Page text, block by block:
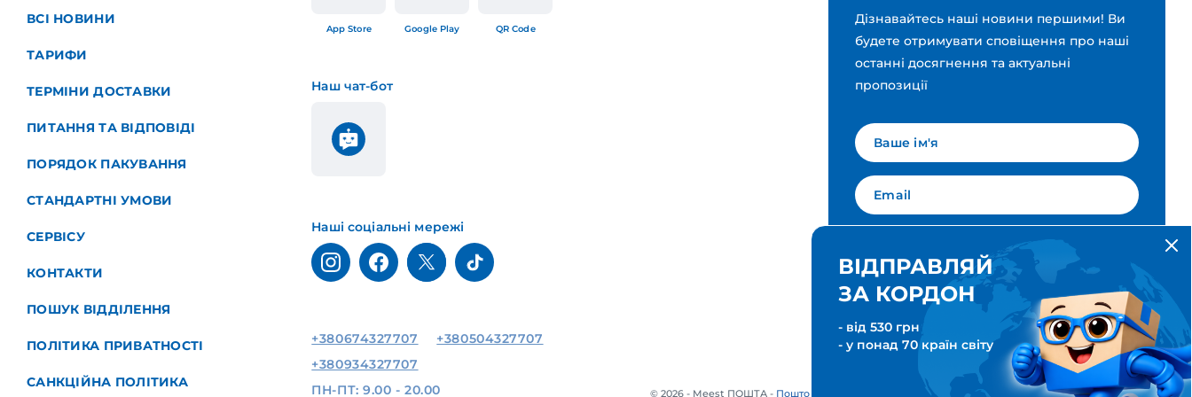
ВСІ НОВИНИ
ТАРИФИ
ТЕРМІНИ ДОСТАВКИ
ПИТАННЯ ТА ВІДПОВІДІ
ПОРЯДОК ПАКУВАННЯ
СТАНДАРТНІ УМОВИ
СЕРВІСУ
КОНТАКТИ
ПОШУК ВІДДІЛЕННЯ
ПОЛІТИКА ПРИВАТНОСТІ
САНКЦІЙНА ПОЛІТИКА
App Store Google Play QR Code
Наш чат-бот
Наші соціальні мережі
+380674327707
+380504327707
+380934327707
ПН-ПТ: 9.00 - 20.00
Дізнавайтесь наші новини першими! Ви
будете отримувати сповіщення про наші
останні досягнення та актуальні
пропозиції
Мова для вашої розсилки Українська
ПІДПИСАТИСЯ
© 2026 - Meest ПОШТА - Поштові & Транспортні послуги. Всі права захищені. Meest ПОШТА®
ВІДПРАВЛЯЙ
ЗА КОРДОН
- від 530 грн
- у понад 70 країн світу